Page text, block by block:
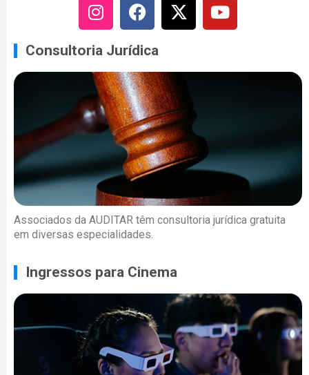
Consultoria Jurídica
Associados da AUDITAR têm consultoria jurídica gratuita
em diversas especialidades.
Ingressos para Cinema